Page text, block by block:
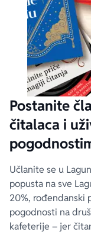
Postanite
čitalaca i
Učlanite se u
popusta na sve
20%, rođendanski
pogodnosti na
kafeterije – jer